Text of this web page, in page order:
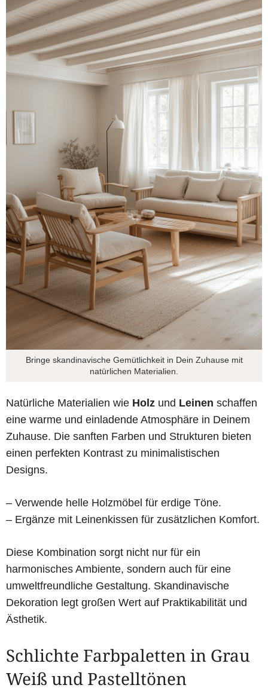
Bringe skandinavische Gemütlichkeit in Dein Zuhause mit
natürlichen Materialien.
Natürliche Materialien wie Holz und Leinen schaffen
eine warme und einladende Atmosphäre in Deinem
Zuhause. Die sanften Farben und Strukturen bieten
einen perfekten Kontrast zu minimalistischen
Designs.
– Verwende helle Holzmöbel für erdige Töne.
– Ergänze mit Leinenkissen für zusätzlichen Komfort.
Diese Kombination sorgt nicht nur für ein
harmonisches Ambiente, sondern auch für eine
umweltfreundliche Gestaltung. Skandinavische
Dekoration legt großen Wert auf Praktikabilität und
Ästhetik.
Schlichte Farbpaletten in Grau
Weiß und Pastelltönen